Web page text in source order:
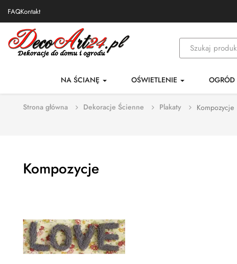
FAQKontakt
NA ŚCIANĘ OŚWIETLENIE OGRÓD
Strona główna Dekoracje Ścienne Plakaty Kompozycje
Kompozycje